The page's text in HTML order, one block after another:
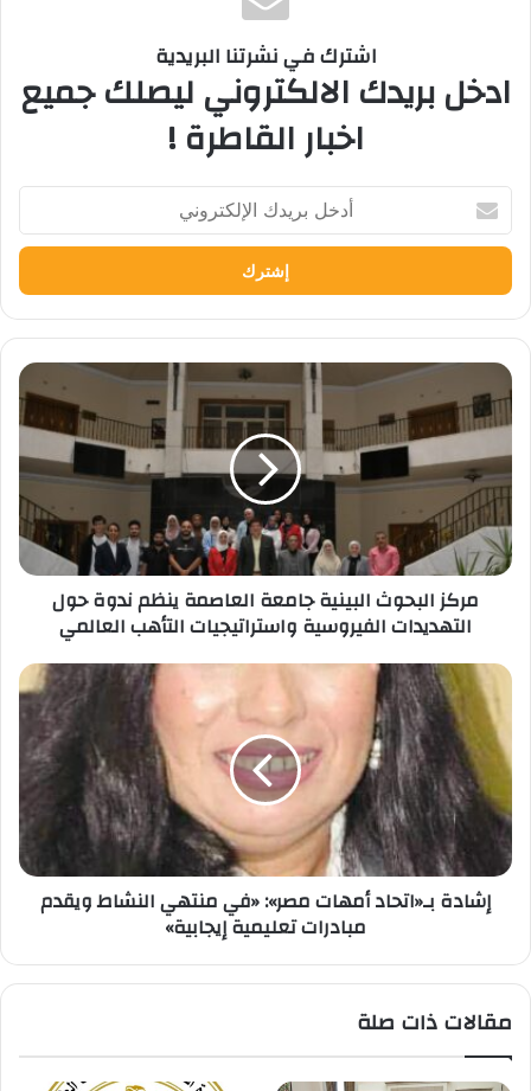
اشترك في نشرتنا البريدية
ادخل بريدك الالكتروني ليصلك جميع
اخبار القاطرة !
بريدك
الإلكتروني
مركز
البحوث
البينية
العاصمة
ينظم
ندوة
حول
التهديدات
الفيروسية
واستراتيجيات
العالمي
مركز البحوث البينية جامعة العاصمة ينظم ندوة حول
التهديدات الفيروسية واستراتيجيات التأهب العالمي
إشادة
بـ«اتحاد
أمهات
مصر»:
«في
منتهي
النشاط
ويقدم
مبادرات
تعليمية
إشادة بـ«اتحاد أمهات مصر»: «في منتهي النشاط ويقدم
مبادرات تعليمية إيجابية»
مقالات ذات صلة